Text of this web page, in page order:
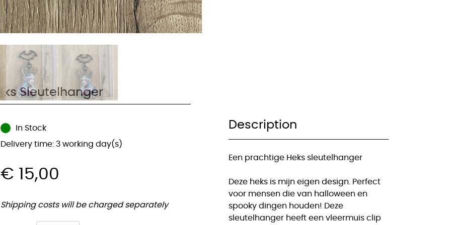
Sleutelhanger
In Stock
Delivery time: 3 working day(s)
€ 15,00
Shipping costs will be charged separately
Description
Een prachtige Heks sleutelhanger
Deze heks is mijn eigen design. Perfect
voor mensen die van halloween en
spooky dingen houden! Deze
sleutelhanger heeft een vleermuis clip